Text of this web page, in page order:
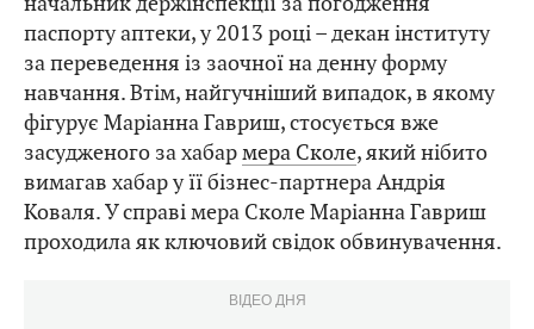
паспорту аптеки, у 2013 році – декан інституту
за переведення із заочної на денну форму
навчання. Втім, найгучніший випадок, в якому
фігурує Маріанна Гавриш, стосується вже
засудженого за хабармера Сколе, який нібито
вимагав хабар у її бізнес-партнера Андрія
Коваля. У справі мера Сколе Маріанна Гавриш
проходила як ключовий свідок обвинувачення.
ВІДЕО ДНЯ